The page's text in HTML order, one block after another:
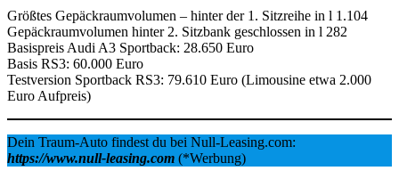
Größtes Gepäckraumvolumen – hinter der 1. Sitzreihe in l 1.104
Gepäckraumvolumen hinter 2. Sitzbank geschlossen in l 282
Basispreis Audi A3 Sportback: 28.650 Euro
Basis RS3: 60.000 Euro
Testversion Sportback RS3: 79.610 Euro (Limousine etwa 2.000
Euro Aufpreis)
Dein Traum-Auto findest du bei Null-Leasing.com:
https://www.null-leasing.com (*Werbung)